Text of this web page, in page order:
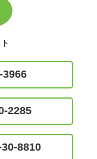
3966
2285
8810